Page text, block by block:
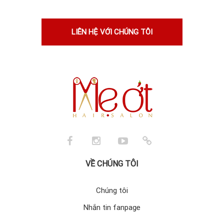
LIÊN HỆ VỚI CHÚNG TÔI
VỀ CHÚNG TÔI
Chúng tôi
Nhắn tin fanpage